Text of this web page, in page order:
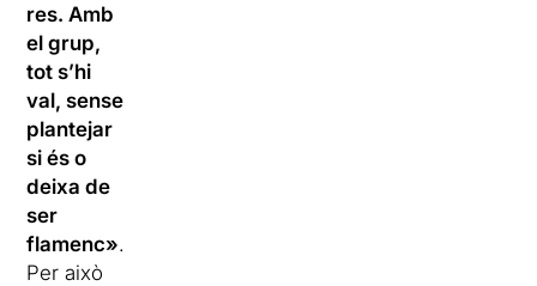
res. Amb
el grup,
tot s’hi
val, sense
plantejar
si és o
deixa de
ser
flamenc».
Per això